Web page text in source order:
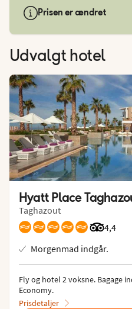
Prisen er ændret
Udvalgt hotel
Hyatt Place
Taghazout
4,4
Morgenmad indgår.
Fly og hotel 2 voksne. Bagage
Economy.
Prisdetaljer